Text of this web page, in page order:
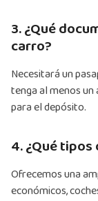
3. ¿Qué
carro?
Necesitará un
tenga al menos
para el depósito.
4. ¿Qué
Ofrecemos una
económicos,